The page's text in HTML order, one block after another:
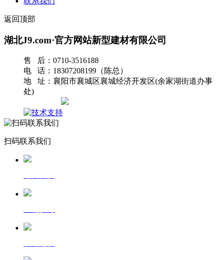
返回顶部
湖北J9.com·官方网站新型建材有限公司
售 后：0710-3516188
电 话：18307208199（陈总）
地 址：襄阳市襄城区襄城经济开发区(余家湖街道办事
处)
扫码联系我们